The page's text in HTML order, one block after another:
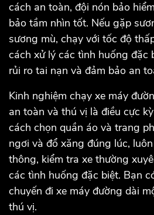
cách an toàn, đội nón bảo
bảo tầm nhìn tốt. Nếu gặp
sương mù, chạy với tốc độ
cách xử lý các tình huống đặc
rủi ro tai nạn và đảm bảo an
Kinh nghiệm chạy xe máy
an toàn và thú vị là điều cực
cách chọn quần áo và trang
ngơi và đổ xăng đúng lúc,
thông, kiểm tra xe thường
các tình huống đặc biệt. Bạn
chuyến đi xe máy đường dài
thú vị.